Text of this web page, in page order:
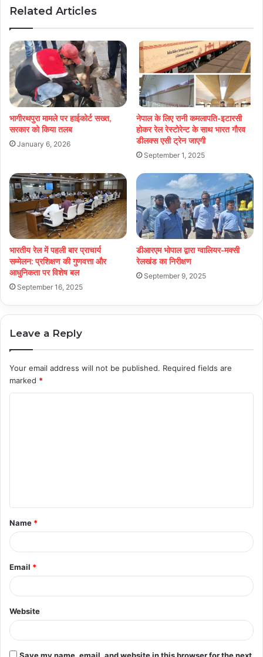
Related Articles
भागीरथपुरा मामले पर हाईकोर्ट सख्त,
सरकार को किया तलब
January 6, 2026
नेपाल के लिए रानी कमलापति-इटारसी
होकर रेल रेस्टोरेन्ट के साथ भारत गौरव
डीलक्स एसी ट्रेन जाएगी
September 1, 2025
भारतीय रेल में पहली बार प्राचार्य
सम्मेलन: प्रशिक्षण की गुणवत्ता और
आधुनिकता पर विशेष बल
September 16, 2025
डीआरएम भोपाल द्वारा ग्वालियर-मक्सी
रेलखंड का निरीक्षण
September 9, 2025
Leave a Reply
Your email address will not be published. Required fields are
marked *
t
*
Name *
Email *
Website